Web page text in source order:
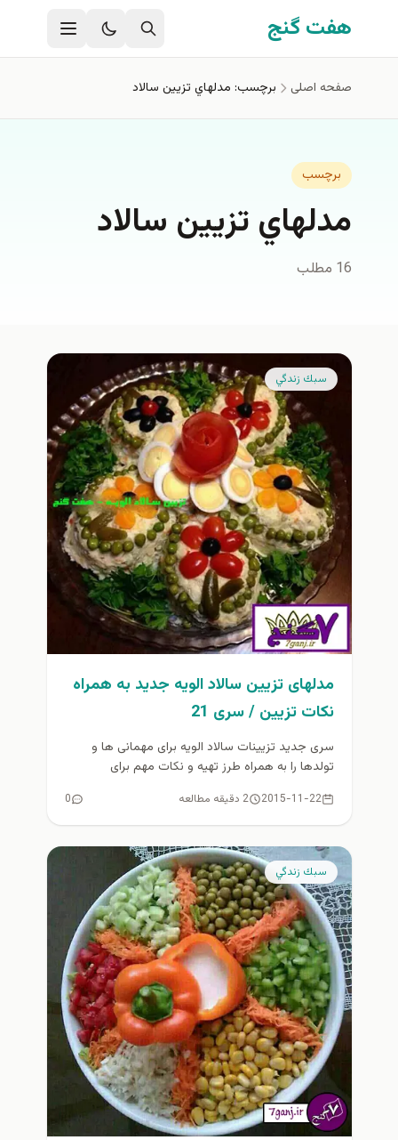
رفتن به محتوای اصلی
هفت گنج
صفحه اصلی برچسب: مدلهاي تزيين سالاد
برچسب
مدلهاي تزيين سالاد
16 مطلب
سبك زندگي
مدلهای تزیین سالاد الویه جدید به همراه
نکات تزیین / سری 21
سری جدید تزیینات سالاد الویه برای مهمانی ها و
تولدها را به همراه طرز تهیه و نکات مهم برای
2015-11-22 2 دقیقه مطالعه 0
سبك زندگي